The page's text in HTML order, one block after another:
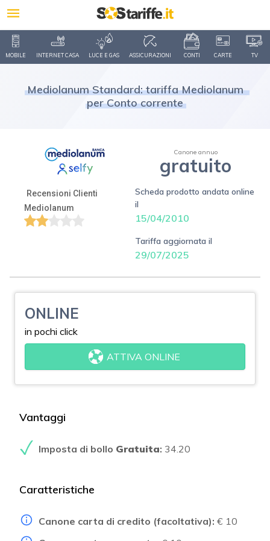
MOBILE INTERNET CASA LUCE E GAS ASSICURAZIONI CONTI CARTE TV
Mediolanum Standard: tariffa Mediolanum
per Conto corrente
Canone annuo
gratuito
Recensioni Clienti
Mediolanum
Scheda prodotto andata online
il
15/04/2010
Tariffa aggiornata il
29/07/2025
ONLINE
in pochi click
ATTIVA ONLINE
Vantaggi
Imposta di bollo Gratuita: 34.20
Caratteristiche
Canone carta di credito (facoltativa): € 10